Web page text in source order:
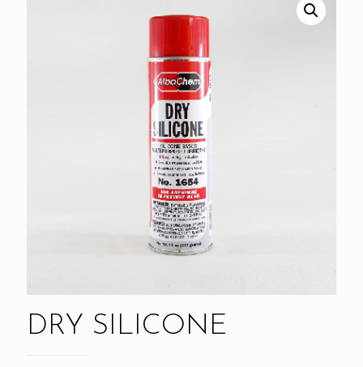
DRY SILICONE